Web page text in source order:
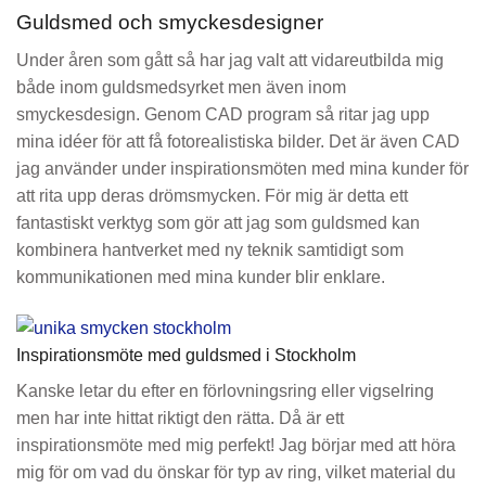
Guldsmed och smyckesdesigner
Under åren som gått så har jag valt att vidareutbilda mig
både inom guldsmedsyrket men även inom
smyckesdesign. Genom CAD program så ritar jag upp
mina idéer för att få fotorealistiska bilder. Det är även CAD
jag använder under inspirationsmöten med mina kunder för
att rita upp deras drömsmycken. För mig är detta ett
fantastiskt verktyg som gör att jag som guldsmed kan
kombinera hantverket med ny teknik samtidigt som
kommunikationen med mina kunder blir enklare.
Inspirationsmöte med guldsmed i Stockholm
Kanske letar du efter en förlovningsring eller vigselring
men har inte hittat riktigt den rätta. Då är ett
inspirationsmöte med mig perfekt! Jag börjar med att höra
mig för om vad du önskar för typ av ring, vilket material du